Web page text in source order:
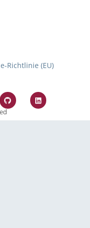
Richtlinie (EU)